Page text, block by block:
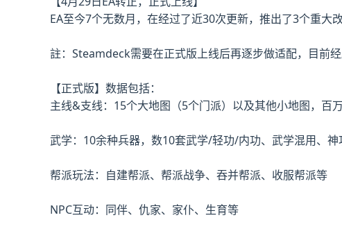
EA至今7个无数月，在经过了近30次更新，推出了3个重大
註：Steamdeck需要在正式版上线后再逐步做适配，目前
【正式版】数据包括：
主线&支线：15个大地图（5个门派）以及其他小地图，百
武学：10余种兵器，数10套武学/轻功/内功、武学混用、
帮派玩法：自建帮派、帮派战争、吞并帮派、收服帮派等
NPC互动：同伴、仇家、家仆、生育等